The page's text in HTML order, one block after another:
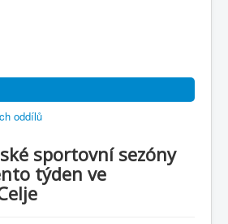
oddílů
sportovní sezóny
týden ve